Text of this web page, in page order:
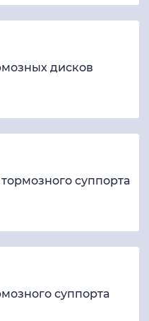
дисков
суппорта
суппорта